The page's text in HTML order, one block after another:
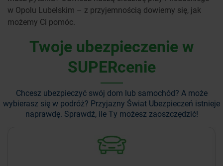
w Opolu Lubelskim – z przyjemnością dowiemy się, jak
możemy Ci pomóc.
Twoje ubezpieczenie w
SUPERcenie
Chcesz ubezpieczyć swój dom lub samochód? A może
wybierasz się w podróż? Przyjazny Świat Ubezpieczeń istnieje
naprawdę. Sprawdź, ile Ty możesz zaoszczędzić!